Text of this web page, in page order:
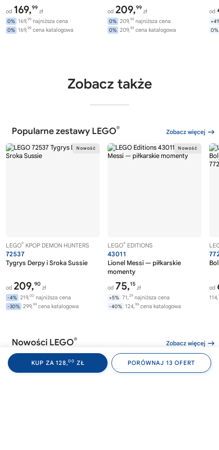
od 169,99
zł
0% 169,99 najniższa cena
0% 169,99 cena katalogowa
od 209,99
zł
0% 209,99 najniższa cena
0% 209,99 cena katalogowa
od
0%
KUP ZA 128,00 ZŁ PORÓWNAJ 13 OFERT
Zobacz także
Popularne zestawy LEGO® Zobacz więcej
LEGO® KPOP DEMON HUNTERS
72537
Tygrys Derpy i Sroka Sussie
od 209,90
zł
-4% 219,00 najniższa cena
-30% 299,99 cena katalogowa
LEGO® EDITIONS
43011
Lionel Messi — piłkarskie
momenty
od 75,15
zł
+5% 71,29 najniższa cena
-40% 124,99 cena katalogowa
od
114,
Nowości LEGO® Zobacz więcej